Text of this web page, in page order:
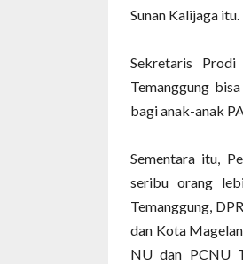
Sunan Kalijaga itu.
Sekretaris
Temanggung
bagi anak-anak
Sementara itu,
seribu orang
Temanggung,
dan Kota
NU dan PCNU